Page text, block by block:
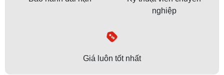
nghiệp
Giá luôn tốt nhất